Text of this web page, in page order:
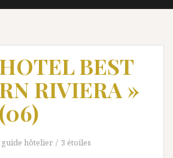
BEST
RIVIERA »
guide hôtelier 3 étoiles